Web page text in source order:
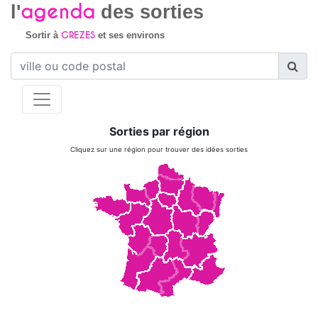
l'agenda des sorties
Sortir à GREZESet ses environs
Sorties par région
Cliquez sur une région pour trouver des idées sorties